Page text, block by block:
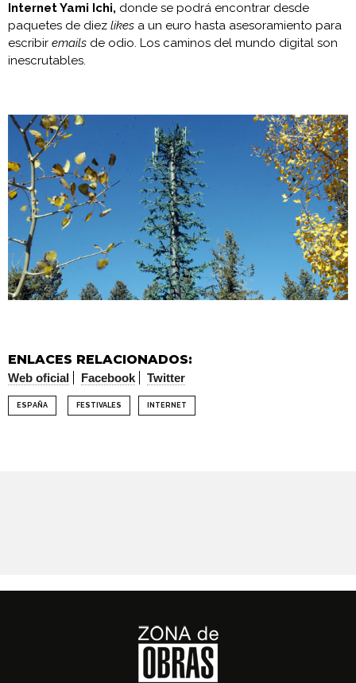
Internet Yami Ichi, donde se podrá encontrar desde
paquetes de diez likes a un euro hasta asesoramiento para
escribir emails de odio. Los caminos del mundo digital son
inescrutables.
ENLACES RELACIONADOS:
Web oficial Facebook Twitter
ESPAÑA FESTIVALES INTERNET